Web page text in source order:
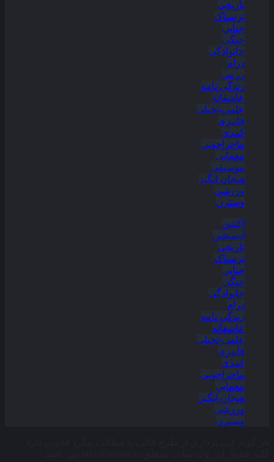
تاریخی
ترسناک
جنایی
جنگی
خانوادگی
درام
رزمی
زندگی نامه
عاشقانه
علمی-تخیلی
فانتزی
کمدی
ماجراجویی
معمایی
موسیقی
هیجان انگیز
ورزشی
وسترن
اکشن
انیمیشن
تاریخی
ترسناک
جنایی
جنگی
خانوادگی
درام
زندگی نامه
عاشقانه
علمی-تخیلی
فانتزی
کمدی
ماجراجویی
معمایی
هیجان انگیز
ورزشی
وسترن